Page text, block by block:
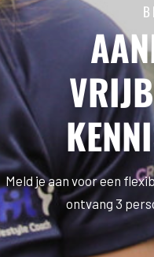
Meld je aan voor een
ontvang 3